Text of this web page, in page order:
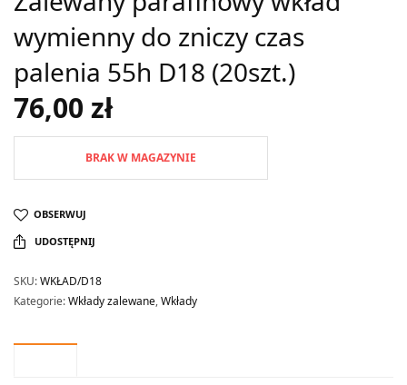
wymienny do zniczy czas
palenia 55h D18 (20szt.)
76,00zł
BRAK W MAGAZYNIE
OBSERWUJ
UDOSTĘPNIJ
SKU:WKŁAD/D18
Kategorie:Wkłady zalewane,Wkłady